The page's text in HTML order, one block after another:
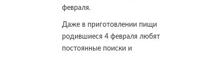
февраля.
Даже в приготовлении пищи
родившиеся 4 февраля любят
постоянные поиски и